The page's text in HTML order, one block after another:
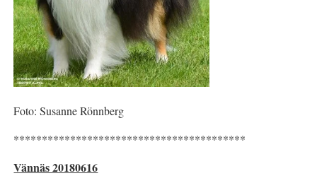
Foto: Susanne Rönnberg
*****************************************
Vännäs 20180616